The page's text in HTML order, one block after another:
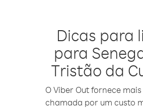
Dicas para
para
Tristão da
O Viber Out fornece
chamada por um custo